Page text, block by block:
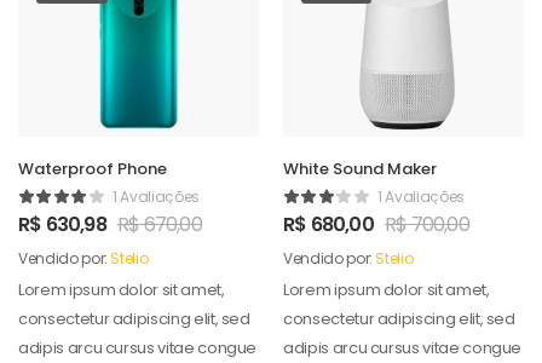
Waterproof Phone
1 Avaliações
R$ 630,98 R$670,00
Vendido por:Stelio
Lorem ipsum dolor sit amet,
consectetur adipiscing elit, sed
adipis arcu cursus vitae congue
White Sound Maker
1 Avaliações
R$ 680,00 R$700,00
Vendido por:Stelio
Lorem ipsum dolor sit amet,
consectetur adipiscing elit, sed
adipis arcu cursus vitae congue